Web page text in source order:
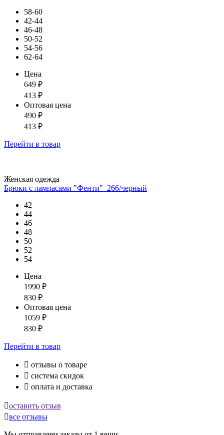
58-60
42-44
46-48
50-52
54-56
62-64
Цена
649 ₽
413 ₽
Оптовая цена
490 ₽
413 ₽
Перейти в товар
Женская одежда
Брюки с лампасами "Фенти"_266/черный
42
44
46
48
50
52
54
Цена
1990 ₽
830 ₽
Оптовая цена
1059 ₽
830 ₽
Перейти в товар
 отзывы о товаре
 система скидок
 оплата и доставка
оставить отзыв
все отзывы